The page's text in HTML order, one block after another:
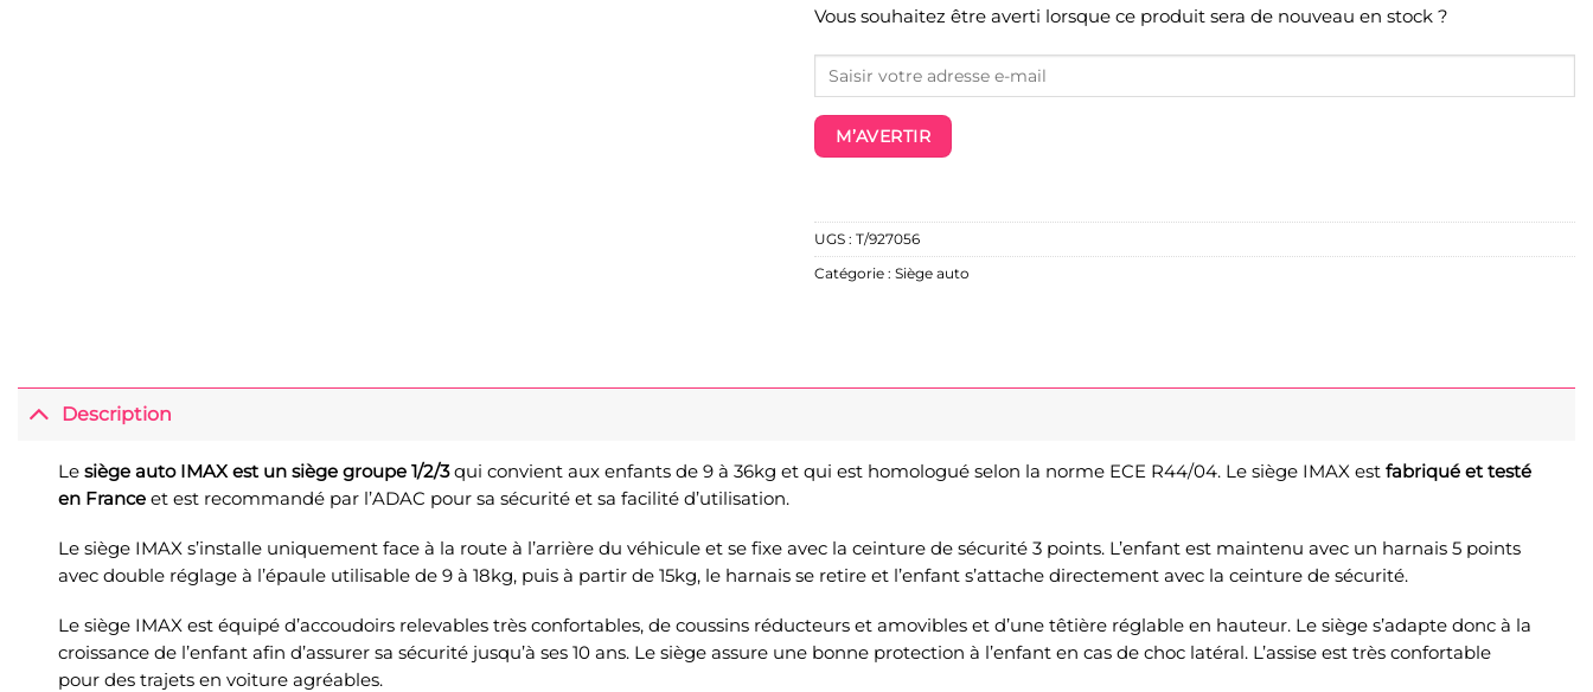
Vous souhaitez être averti lorsque ce produit sera de nouveau en stock ?
M’AVERTIR
UGS : T/927056
Catégorie : Siège auto
Description
Le siège auto IMAX est un siège groupe 1/2/3qui convient aux enfants de 9 à 36kg et qui est homologué selon la norme ECE R44/04. Le siège IMAX estfabriqué et testé
en Franceet est recommandé par l’ADAC pour sa sécurité et sa facilité d’utilisation.
Le siège IMAX s’installe uniquement face à la route à l’arrière du véhicule et se fixe avec la ceinture de sécurité 3 points. L’enfant est maintenu avec un harnais 5 points
avec double réglage à l’épaule utilisable de 9 à 18kg, puis à partir de 15kg, le harnais se retire et l’enfant s’attache directement avec la ceinture de sécurité.
Le siège IMAX est équipé d’accoudoirs relevables très confortables, de coussins réducteurs et amovibles et d’une têtière réglable en hauteur. Le siège s’adapte donc à la
croissance de l’enfant afin d’assurer sa sécurité jusqu’à ses 10 ans. Le siège assure une bonne protection à l’enfant en cas de choc latéral. L’assise est très confortable
pour des trajets en voiture agréables.